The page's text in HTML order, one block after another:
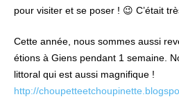
pour visiter et se poser ! 😉 C’était
Cette année, nous sommes aussi
étions à Giens pendant 1 semaine.
littoral qui est aussi magnifique !
http://